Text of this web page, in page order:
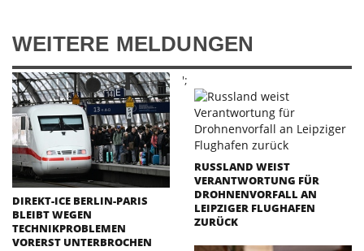
WEITERE MELDUNGEN
';
DIREKT-ICE BERLIN-PARIS
BLEIBT WEGEN
TECHNIKPROBLEMEN
VORERST UNTERBROCHEN
RUSSLAND WEIST
VERANTWORTUNG FÜR
DROHNENVORFALL AN
LEIPZIGER FLUGHAFEN
ZURÜCK